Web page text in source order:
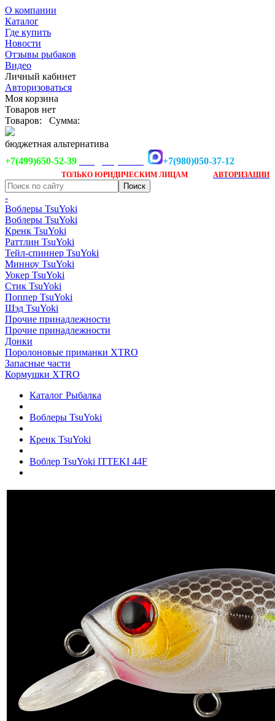
О компании
Каталог
Где купить
Новости
Отзывы рыбаков
Видео
Личный кабинет
Авторизоваться
Моя корзина
Товаров нет
Товаров:
Сумма:
бюджетная альтернатива
+7(499)650-52-39
+7(980)050-37-12
ТОЛЬКО ЮРИДИЧЕСКИМ ЛИЦАМ АВТОРИЗАЦИИ
-
Воблеры TsuYoki
Воблеры TsuYoki
Кренк TsuYoki
Раттлин TsuYoki
Тейл-спиннер TsuYoki
Минноу TsuYoki
Уокер TsuYoki
Стик TsuYoki
Поппер TsuYoki
Шэд TsuYoki
Прочие принадлежности
Прочие принадлежности
Донки
Поролоновые приманки XTRO
Запасные части
Кормушки XTRO
Каталог Рыбалка
Воблеры TsuYoki
Кренк TsuYoki
Воблер TsuYoki ITTEKI 44F